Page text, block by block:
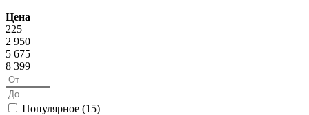
Цена
225
2 950
5 675
8 399
Популярное (15)